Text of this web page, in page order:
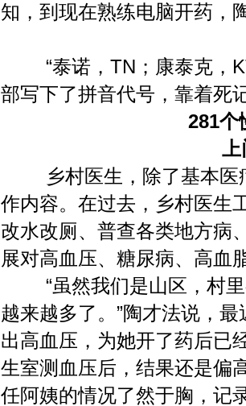
知，到现在熟练电脑开药，
“泰诺，TN；康泰克，
部写下了拼音代号，靠着死
281个
上
乡村医生，除了基本医
作内容。在过去，乡村医生
改水改厕、普查各类地方病
展对高血压、糖尿病、高血
“虽然我们是山区，村里
越来越多了。”陶才法说，
出高血压，为她开了药后已
生室测血压后，结果还是偏
任阿姨的情况了然于胸，记